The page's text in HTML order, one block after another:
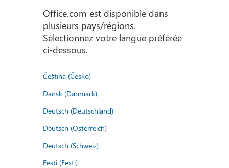
Office.com est disponible dans
plusieurs pays/régions.
Sélectionnez votre langue préférée
ci-dessous.
Čeština (Česko)
Dansk (Danmark)
Deutsch (Deutschland)
Deutsch (Österreich)
Deutsch (Schweiz)
Eesti (Eesti)